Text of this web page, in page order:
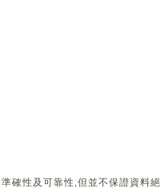
性及可靠性,但並不保證資料